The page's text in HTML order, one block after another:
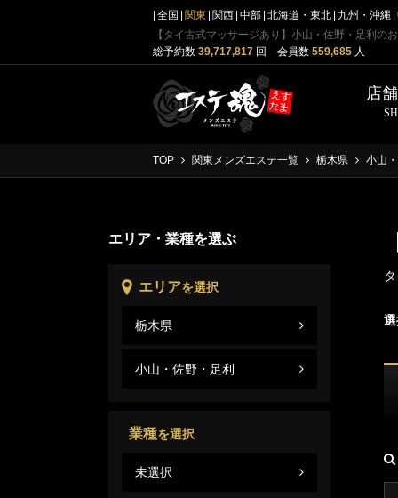
全国 関東 関西 中部 北海道・東北 九州・沖縄
【タイ古式マッサージあり】小山・佐野・足利の
総予約数 39,717,817 回 会員数 559,685 人
店
TOP 関東メンズエステ一覧 栃木県 小山
エリア・業種を選ぶ
エリアを選択
栃木県
栃
小山・佐野・足利
業種を選択
未選択